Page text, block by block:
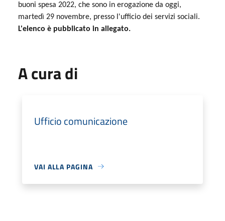
buoni spesa 2022, che sono in erogazione da oggi,
martedì 29 novembre, presso l'ufficio dei servizi sociali.
L'elenco è pubblicato in allegato.
A cura di
Ufficio comunicazione
VAI ALLA PAGINA